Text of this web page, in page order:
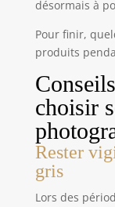
filmer
en
sur
en
support
désormais à
Pour finir,
produits
choisir
Rester
gris
Lors des